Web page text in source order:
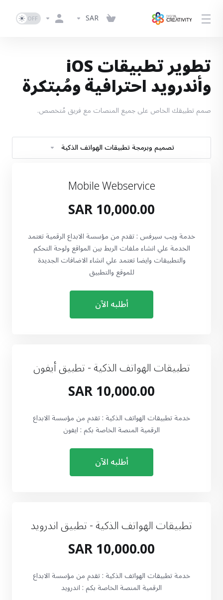
SAR
تطوير تطبيقات iOS
وأندرويد احترافية ومُبتكرة
صمم تطبيقك الخاص على جميع المنصات مع فريق مُتخصص.
تصميم وبرمجة تطبيقات الهواتف الذكية
Mobile Webservice
10,000.00 SAR
خدمة ويب سيرفس : تقدم من مؤسسة الابداع الرقمية تعتمد
الخدمة علي انشاء ملفات الربط بين المواقع ولوحة التحكم
والتطبيقات وايضا تعتمد علي انشاء الاضافات الجديدة
للموقع والتطبيق
أطلبه الآن
تطبيقات الهواتف الذكية - تطبيق أيفون
10,000.00 SAR
خدمة تطبيقات الهواتف الذكية : تقدم من مؤسسة الابداع
الرقمية المنصة الخاصة بكم : ايفون
أطلبه الآن
تطبيقات الهواتف الذكية - تطبيق اندرويد
10,000.00 SAR
خدمة تطبيقات الهواتف الذكية : تقدم من مؤسسة الابداع
الرقمية المنصة الخاصة بكم : اندرويد